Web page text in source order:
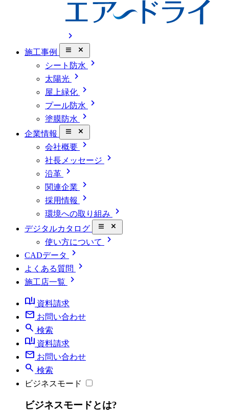
chevron_right
施工事例 close_small
シート防水 chevron_right
太陽光 chevron_right
屋上緑化 chevron_right
プール防水 chevron_right
塗膜防水 chevron_right
企業情報 close_small
会社概要 chevron_right
社長メッセージ chevron_right
沿革 chevron_right
関連企業 chevron_right
採用情報 chevron_right
環境への取り組み chevron_right
デジタルカタログ close_small
使い方について chevron_right
CADデータ chevron_right
よくある質問 chevron_right
施工店一覧
chevron_right
book_ribbon 資料請求
mail お問い合わせ
search 検索
book_ribbon 資料請求
mail お問い合わせ
search 検索
ビジネスモード
ビジネスモードとは?